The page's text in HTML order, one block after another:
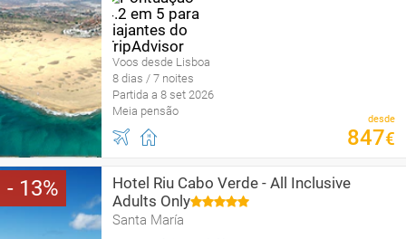
Voos desde Lisboa
8 dias / 7 noites
Partida a 8 set 2026
Meia pensão
desde
847€
13
Hotel Riu Cabo Verde - All Inclusive
Adults Only
Santa María